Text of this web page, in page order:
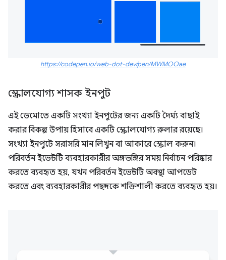
https://codepen.io/web-dot-dev/pen/MWMOOae
স্ক্রোলযোগ্য শাসক ইনপুট
এই ডেমোতে একটি সংখ্যা ইনপুটের জন্য একটি দৈর্ঘ্য বাছাই
করার বিকল্প উপায় হিসাবে একটি স্ক্রোলযোগ্য রুলার রয়েছে।
সংখ্যা ইনপুটে সরাসরি মান লিখুন বা আকারে স্ক্রোল করুন।
পরিবর্তন ইভেন্টটি ব্যবহারকারীর অঙ্গভঙ্গির সময় নির্বাচন পরিষ্কার
করতে ব্যবহৃত হয়, যখন পরিবর্তন ইভেন্টটি অবস্থা আপডেট
করতে এবং ব্যবহারকারীর পছন্দকে শক্তিশালী করতে ব্যবহৃত হয়।